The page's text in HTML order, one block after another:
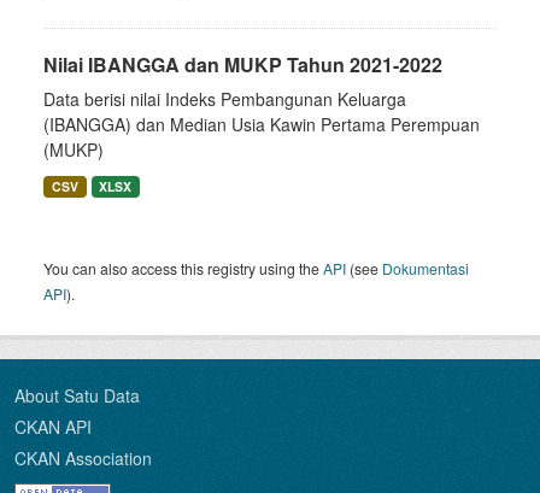
Nilai IBANGGA dan MUKP Tahun 2021-2022
Data berisi nilai Indeks Pembangunan Keluarga
(IBANGGA) dan Median Usia Kawin Pertama Perempuan
(MUKP)
CSV XLSX
You can also access this registry using theAPI (see Dokumentasi
API).
About Satu Data
CKAN API
CKAN Association